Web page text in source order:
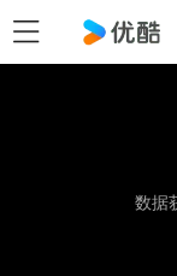
数据